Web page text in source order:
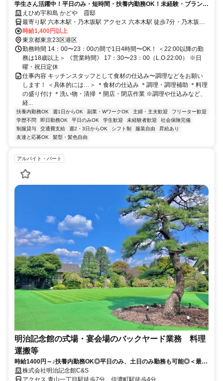
学生さん活躍中！平日のみ・短時間・扶養内勤務OK！未経験・ブランク
のある方も歓迎！
えひめ宇和島 かどや 霞邸
最寄り駅 六本木駅・乃木坂駅 アクセス 六本木駅 徒歩7分・乃木坂駅
徒歩5分
時給1,400円以上
東京都東京23区港区
勤務時間 14：00〜23：00の間で1日4時間〜OK！ ＜22:00以降の勤
務は18歳以上＞ 《営業時間》 17：30〜23：00（L.O.22:00） ※日
曜・祝日定休
仕事内容 キッチンスタッフとして食材の仕込み〜調理などをお願い
します！ ＜具体的には…＞ ＊食材の仕込み ＊調理・調理補助 ＊料理
の盛り付け ＊洗い物・清掃 ＊開店・閉店作業 ※調理や仕込みなど、
経...
扶養内勤務OK 週1日からOK 副業・WワークOK 主婦・主夫歓迎
フリーター歓迎
学歴不問
即日勤務OK 平日のみOK 学生歓迎 未経験者歓迎
社会保険完備
制服貸与
交通費支給 週2・3日からOK シフト制 服装自由
昇給あり
友達と応募OK
髪型・髪色自由
アルバイト・パート
明治記念館の式場・宴会場のバックヤード業務 料理
運搬等
時給1400円～♪扶養内勤務OK◎平日のみ、土日のみ勤務も可能◎＜最幸
の1日のお手伝いをしませんか♪＞
株式会社明治記念館C&S